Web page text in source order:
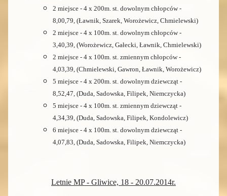
2 miejsce - 4 x 200m. st. dowolnym chłopców -
8,00,79, (Ławnik, Szarek, Worożewicz, Chmielewski)
2 miejsce - 4 x 100m. st. dowolnym chłopców -
3,40,39, (Worożewicz, Gałecki, Ławnik, Chmielewski)
2 miejsce - 4 x 100m. st. zmiennym chłopców -
4,03,39, (Chmielewski, Gawron, Ławnik, Worożewicz)
5 miejsce - 4 x 200m. st. dowolnym dziewcząt -
8,52,47, (Duda, Sadowska, Filipek, Niemczycka)
5 miejsce - 4 x 100m. st. zmiennym dziewcząt -
4,34,39, (Duda, Sadowska, Filipek, Kondolewicz)
6 miejsce - 4 x 100m. st. dowolnym dziewcząt -
4,07,83, (Duda, Sadowska, Filipek, Niemczycka)
Letnie MP - Gliwice, 18 - 20.07.2014r.